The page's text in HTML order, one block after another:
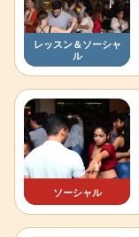
レッスン＆ソーシャ
ル
ソーシャル